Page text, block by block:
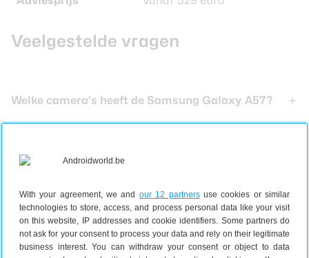
With your agreement, we and our 12 partnersuse cookies or similar
technologies to store, access, and process personal data like your visit
on this website, IP addresses and cookie identifiers. Some partners do
not ask for your consent to process your data and rely on their legitimate
business interest. You can withdraw your consent or object to data
Veelgestelde vragen
Welke camera’s heeft de Samsung Galaxy A57?